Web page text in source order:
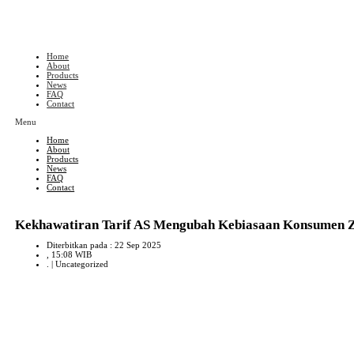
Home
About
Products
News
FAQ
Contact
Menu
Home
About
Products
News
FAQ
Contact
Kekhawatiran Tarif AS Mengubah Kebiasaan Konsumen
Diterbitkan pada : 22 Sep 2025
, 15:08 WIB
. | Uncategorized